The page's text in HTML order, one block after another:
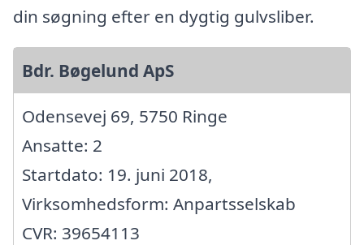
din søgning efter en dygtig gulvsliber.
Bdr. Bøgelund ApS
Odensevej 69, 5750 Ringe
Ansatte: 2
Startdato: 19. juni 2018,
Virksomhedsform: Anpartsselskab
CVR: 39654113